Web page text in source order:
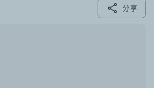
分享